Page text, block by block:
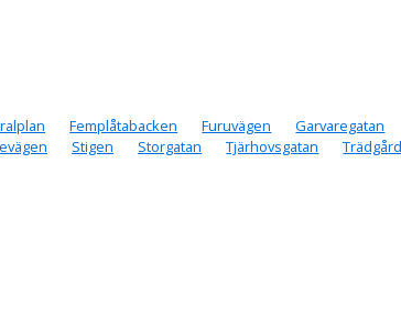
Femplåtabacken Furuvägen Garvaregatan
Stigen Storgatan Tjärhovsgatan